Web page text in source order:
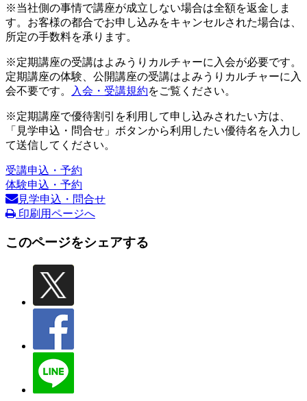
※当社側の事情で講座が成立しない場合は全額を返金しま
す。お客様の都合でお申し込みをキャンセルされた場合は、
所定の手数料を承ります。
※定期講座の受講はよみうりカルチャーに入会が必要です。
定期講座の体験、公開講座の受講はよみうりカルチャーに入
会不要です。
入会・受講規約をご覧ください。
※定期講座で優待割引を利用して申し込みされたい方は、
「見学申込・問合せ」ボタンから利用したい優待名を入力し
て送信してください。
受講申込・予約
体験申込・予約
見学申込・問合せ
印刷用ページへ
このページをシェアする